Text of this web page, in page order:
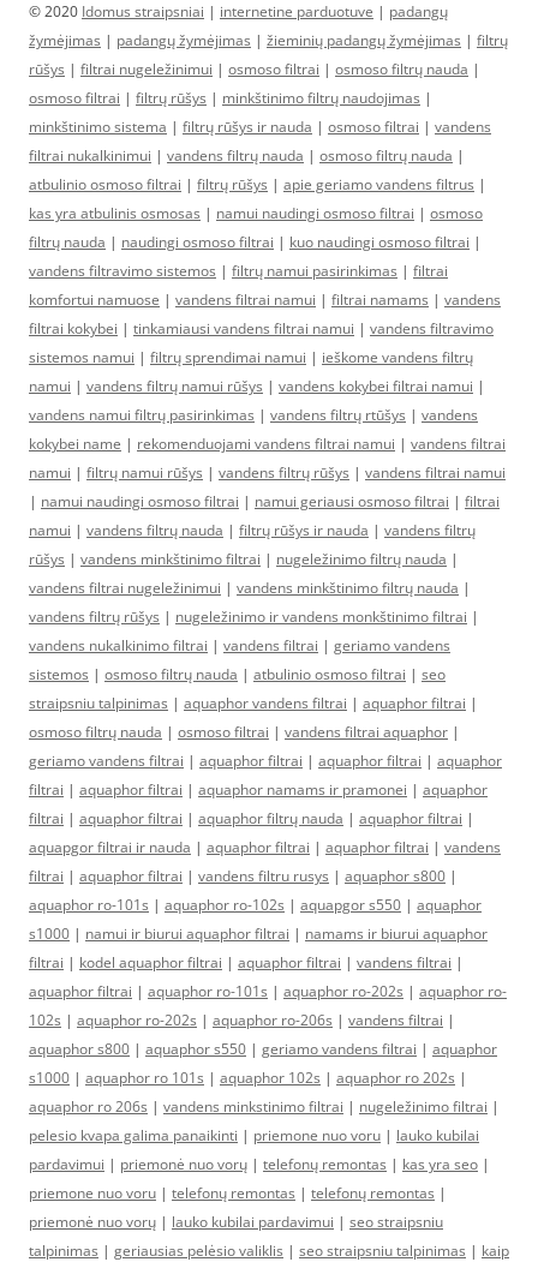
© 2020 Idomus straipsniai | internetine parduotuve | padangų
žymėjimas | padangų žymėjimas | žieminių padangų žymėjimas | filtrų
rūšys | filtrai nugeležinimui | osmoso filtrai | osmoso filtrų nauda |
osmoso filtrai | filtrų rūšys | minkštinimo filtrų naudojimas |
minkštinimo sistema | filtrų rūšys ir nauda | osmoso filtrai | vandens
filtrai nukalkinimui | vandens filtrų nauda | osmoso filtrų nauda |
atbulinio osmoso filtrai | filtrų rūšys | apie geriamo vandens filtrus |
kas yra atbulinis osmosas | namui naudingi osmoso filtrai | osmoso
filtrų nauda | naudingi osmoso filtrai | kuo naudingi osmoso filtrai |
vandens filtravimo sistemos | filtrų namui pasirinkimas | filtrai
komfortui namuose | vandens filtrai namui | filtrai namams | vandens
filtrai kokybei | tinkamiausi vandens filtrai namui | vandens filtravimo
sistemos namui | filtrų sprendimai namui | ieškome vandens filtrų
namui | vandens filtrų namui rūšys | vandens kokybei filtrai namui |
vandens namui filtrų pasirinkimas | vandens filtrų rtūšys | vandens
kokybei name | rekomenduojami vandens filtrai namui | vandens filtrai
namui | filtrų namui rūšys | vandens filtrų rūšys | vandens filtrai namui
| namui naudingi osmoso filtrai | namui geriausi osmoso filtrai | filtrai
namui | vandens filtrų nauda | filtrų rūšys ir nauda | vandens filtrų
rūšys | vandens minkštinimo filtrai | nugeležinimo filtrų nauda |
vandens filtrai nugeležinimui | vandens minkštinimo filtrų nauda |
vandens filtrų rūšys | nugeležinimo ir vandens monkštinimo filtrai |
vandens nukalkinimo filtrai | vandens filtrai | geriamo vandens
sistemos | osmoso filtrų nauda | atbulinio osmoso filtrai | seo
straipsniu talpinimas | aquaphor vandens filtrai | aquaphor filtrai |
osmoso filtrų nauda | osmoso filtrai | vandens filtrai aquaphor |
geriamo vandens filtrai | aquaphor filtrai | aquaphor filtrai | aquaphor
filtrai | aquaphor filtrai | aquaphor namams ir pramonei | aquaphor
filtrai | aquaphor filtrai | aquaphor filtrų nauda | aquaphor filtrai |
aquapgor filtrai ir nauda | aquaphor filtrai | aquaphor filtrai | vandens
filtrai | aquaphor filtrai | vandens filtru rusys | aquaphor s800 |
aquaphor ro-101s | aquaphor ro-102s | aquapgor s550 | aquaphor
s1000 | namui ir biurui aquaphor filtrai | namams ir biurui aquaphor
filtrai | kodel aquaphor filtrai | aquaphor filtrai | vandens filtrai |
aquaphor filtrai | aquaphor ro-101s | aquaphor ro-202s | aquaphor ro-
102s | aquaphor ro-202s | aquaphor ro-206s | vandens filtrai |
aquaphor s800 | aquaphor s550 | geriamo vandens filtrai | aquaphor
s1000 | aquaphor ro 101s | aquaphor 102s | aquaphor ro 202s |
aquaphor ro 206s | vandens minkstinimo filtrai | nugeležinimo filtrai |
pelesio kvapa galima panaikinti | priemone nuo voru | lauko kubilai
pardavimui | priemonė nuo vorų | telefonų remontas | kas yra seo |
priemone nuo voru | telefonų remontas | telefonų remontas |
priemonė nuo vorų | lauko kubilai pardavimui | seo straipsniu
talpinimas | geriausias pelėsio valiklis | seo straipsniu talpinimas | kaip